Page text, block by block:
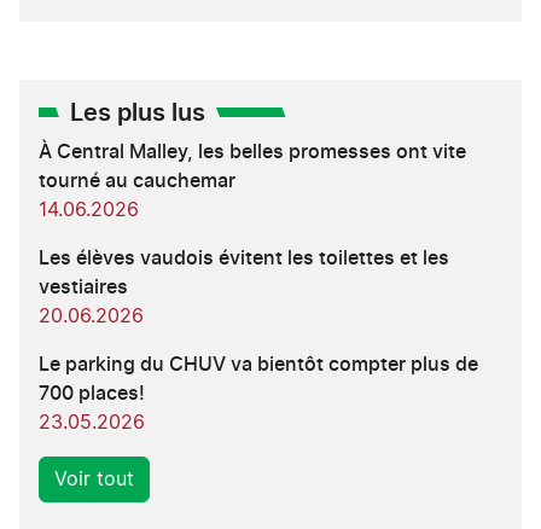
Les plus lus
À Central Malley, les belles promesses ont vite
tourné au cauchemar
14.06.2026
Les élèves vaudois évitent les toilettes et les
vestiaires
20.06.2026
Le parking du CHUV va bientôt compter plus de
700 places!
23.05.2026
Voir tout